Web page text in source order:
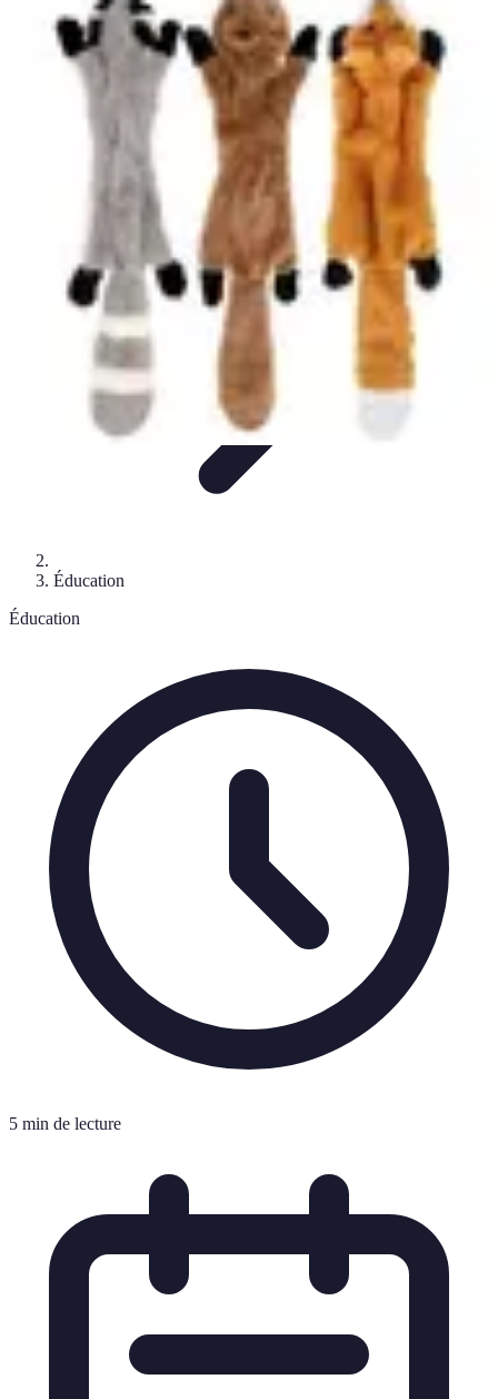
Atlas Géographique
TendancesPerception et UtilisationGuide d'achatÉducation et
Apprentissage
Atlas Thématiques
Atlas Géographique
Éducation
Éducation
5 min de lecture